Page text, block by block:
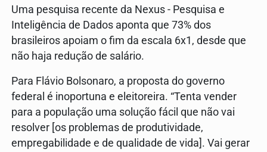
Uma pesquisa recente da Nexus - Pesquisa e
Inteligência de Dados aponta que 73% dos
brasileiros apoiam o fim da escala 6x1, desde que
não haja redução de salário.
Para Flávio Bolsonaro, a proposta do governo
federal é inoportuna e eleitoreira. “Tenta vender
para a população uma solução fácil que não vai
resolver [os problemas de produtividade,
empregabilidade e de qualidade de vida]. Vai gerar